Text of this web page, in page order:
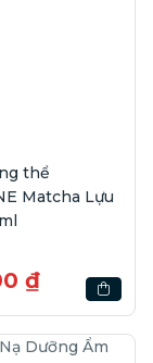
thể
Matcha Lựu
₫